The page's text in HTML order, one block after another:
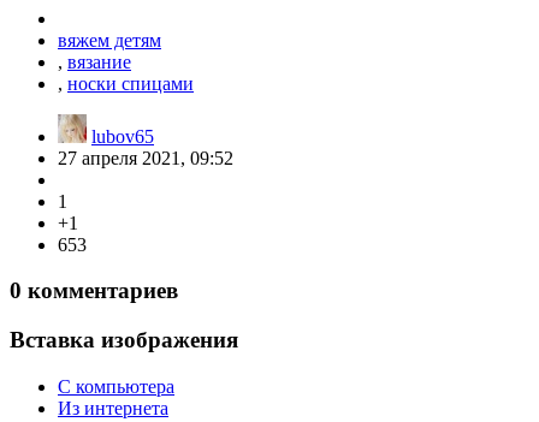
вяжем детям
, вязание
, носки спицами
lubov65
27 апреля 2021, 09:52
1
+1
653
0 комментариев
Вставка изображения
С компьютера
Из интернета